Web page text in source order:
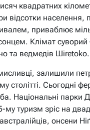
квадратних
відсотки населення,
приваблює
Клімат суворий
та ведмедів Шiretoko.
залишили
столітті. Сьогодні
Національні парки
туризм зріс на
онсени